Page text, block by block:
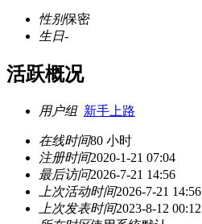
性别保密
生日-
活跃概况
用户组 新手上路
在线时间80 小时
注册时间2020-1-21 07:04
最后访问2026-7-21 14:56
上次活动时间2026-7-21 14:56
上次发表时间2023-8-12 00:12